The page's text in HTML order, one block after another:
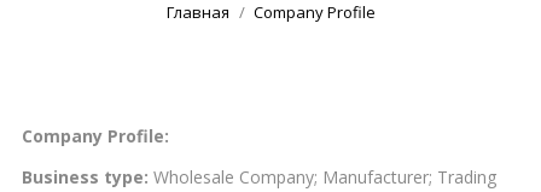
Главная Company Profile
Company Profile:
Business type: Wholesale Company; Manufacturer; Trading